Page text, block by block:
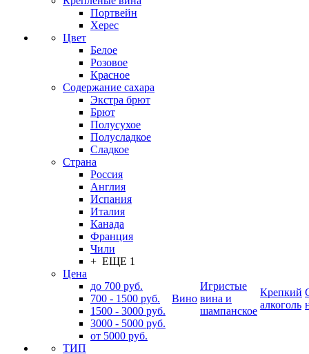
Портвейн
Херес
Цвет
Белое
Розовое
Красное
Содержание сахара
Экстра брют
Брют
Полусухое
Полусладкое
Сладкое
Страна
Россия
Англия
Испания
Италия
Канада
Франция
Чили
+ ЕЩЕ 1
Цена
до 700 руб.
700 - 1500 руб.
1500 - 3000 руб.
3000 - 5000 руб.
от 5000 руб.
ТИП
Вино
Игристые
вина и
шампанское
Крепкий
алкоголь